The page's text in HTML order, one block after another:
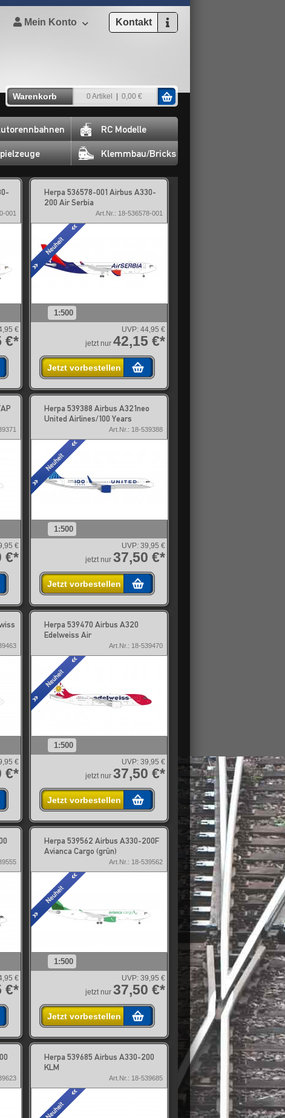
Mein Konto Kontakt
Warenkorb 0 Artikel 0,00 €
RC Modelle
Klemmbau/Bricks
001
€
€*
Herpa 536578-001 Airbus A330-
200 Air Serbia
Art.Nr.: 18-536578-001
1:500
UVP: 44,95 €
jetzt nur 42,15 €*
Jetzt vorbestellen
€
€*
Herpa 539388 Airbus A321neo
United Airlines/100 Years
Art.Nr.: 18-539388
1:500
UVP: 39,95 €
jetzt nur 37,50 €*
Jetzt vorbestellen
€
€*
Herpa 539470 Airbus A320
Edelweiss Air
Art.Nr.: 18-539470
1:500
UVP: 39,95 €
jetzt nur 37,50 €*
Jetzt vorbestellen
€
€*
Herpa 539562 Airbus A330-200F
Avianca Cargo (grün)
Art.Nr.: 18-539562
1:500
UVP: 39,95 €
jetzt nur 37,50 €*
Jetzt vorbestellen
Herpa 539685 Airbus A330-200
KLM
Art.Nr.: 18-539685